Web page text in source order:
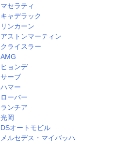
マセラティ
キャデラック
リンカーン
アストンマーティン
クライスラー
AMG
ヒョンデ
サーブ
ハマー
ローバー
ランチア
光岡
DSオートモビル
メルセデス・マイバッハ